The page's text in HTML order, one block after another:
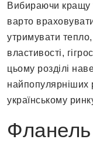
Вибираючи кращу
варто
утримувати
властивості,
цьому розділі
найпопулярніших
українському
Фланель